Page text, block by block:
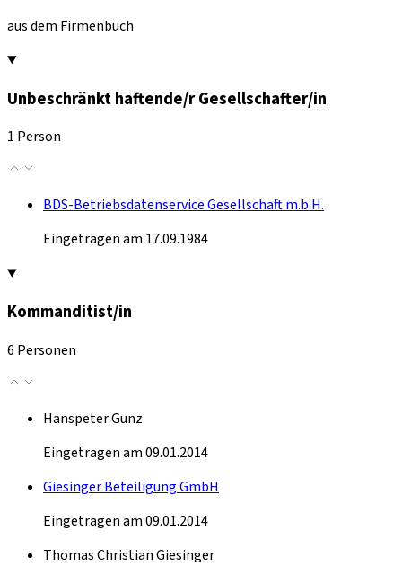
aus dem Firmenbuch
Unbeschränkt haftende/r Gesellschafter/in
1 Person
BDS-Betriebsdatenservice Gesellschaft m.b.H.
Eingetragen am 17.09.1984
Kommanditist/in
6 Personen
Hanspeter Gunz
Eingetragen am 09.01.2014
Giesinger Beteiligung GmbH
Eingetragen am 09.01.2014
Thomas Christian Giesinger